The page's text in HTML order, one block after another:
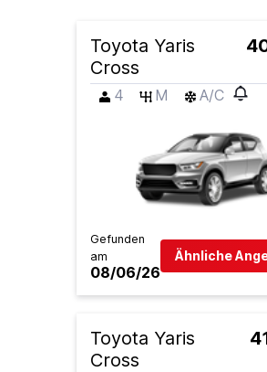
Toyota Yaris
Cross
4 M A/C
Gefunden
am
08/06/26
Ähnliche
Toyota Yaris
Cross